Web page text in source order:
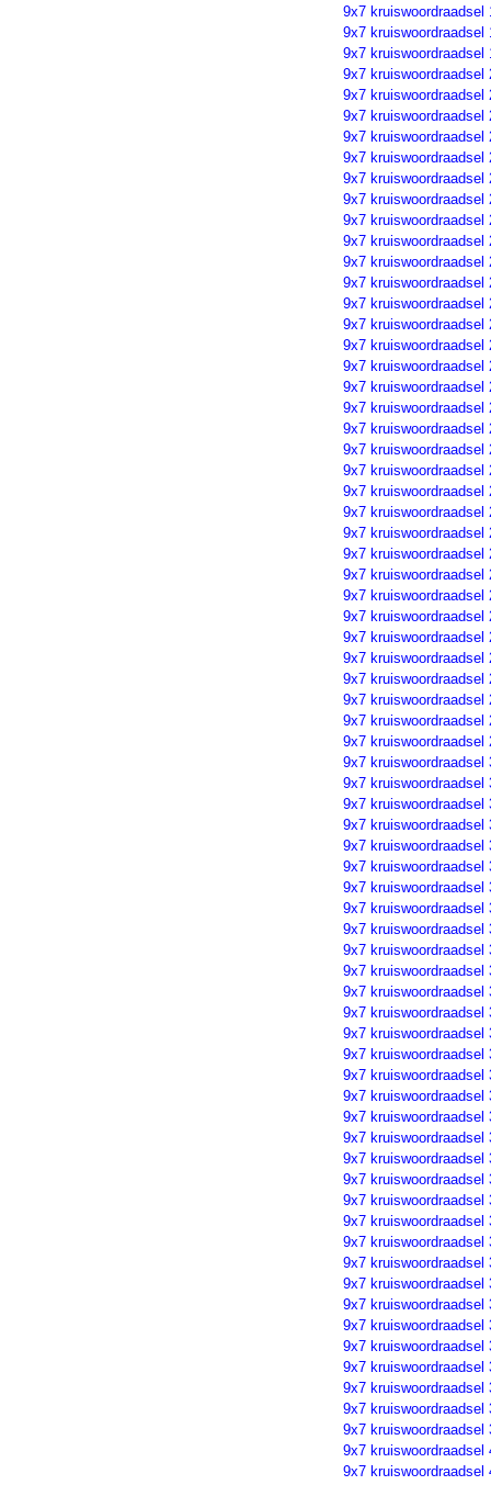
9x7 kruiswoordraadsel
9x7 kruiswoordraadsel
9x7 kruiswoordraadsel
9x7 kruiswoordraadsel
9x7 kruiswoordraadsel
9x7 kruiswoordraadsel
9x7 kruiswoordraadsel
9x7 kruiswoordraadsel
9x7 kruiswoordraadsel
9x7 kruiswoordraadsel
9x7 kruiswoordraadsel
9x7 kruiswoordraadsel
9x7 kruiswoordraadsel
9x7 kruiswoordraadsel
9x7 kruiswoordraadsel
9x7 kruiswoordraadsel
9x7 kruiswoordraadsel
9x7 kruiswoordraadsel
9x7 kruiswoordraadsel
9x7 kruiswoordraadsel
9x7 kruiswoordraadsel
9x7 kruiswoordraadsel
9x7 kruiswoordraadsel
9x7 kruiswoordraadsel
9x7 kruiswoordraadsel
9x7 kruiswoordraadsel
9x7 kruiswoordraadsel
9x7 kruiswoordraadsel
9x7 kruiswoordraadsel
9x7 kruiswoordraadsel
9x7 kruiswoordraadsel
9x7 kruiswoordraadsel
9x7 kruiswoordraadsel
9x7 kruiswoordraadsel
9x7 kruiswoordraadsel
9x7 kruiswoordraadsel
9x7 kruiswoordraadsel
9x7 kruiswoordraadsel
9x7 kruiswoordraadsel
9x7 kruiswoordraadsel
9x7 kruiswoordraadsel
9x7 kruiswoordraadsel
9x7 kruiswoordraadsel
9x7 kruiswoordraadsel
9x7 kruiswoordraadsel
9x7 kruiswoordraadsel
9x7 kruiswoordraadsel
9x7 kruiswoordraadsel
9x7 kruiswoordraadsel
9x7 kruiswoordraadsel
9x7 kruiswoordraadsel
9x7 kruiswoordraadsel
9x7 kruiswoordraadsel
9x7 kruiswoordraadsel
9x7 kruiswoordraadsel
9x7 kruiswoordraadsel
9x7 kruiswoordraadsel
9x7 kruiswoordraadsel
9x7 kruiswoordraadsel
9x7 kruiswoordraadsel
9x7 kruiswoordraadsel
9x7 kruiswoordraadsel
9x7 kruiswoordraadsel
9x7 kruiswoordraadsel
9x7 kruiswoordraadsel
9x7 kruiswoordraadsel
9x7 kruiswoordraadsel
9x7 kruiswoordraadsel
9x7 kruiswoordraadsel
9x7 kruiswoordraadsel
9x7 kruiswoordraadsel